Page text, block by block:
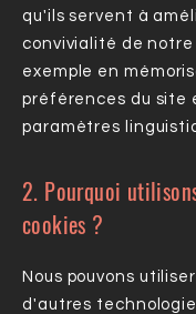
qu'ils servent à
convivialité de notre
exemple en
préférences du site
paramètres
2. Pourquoi
cookies ?
Nous pouvons
d'autres